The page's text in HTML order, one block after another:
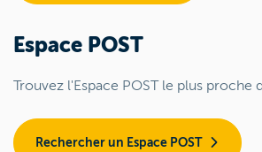
Espace POST
Trouvez l'Espace POST le plus proche
Rechercher un Espace POST